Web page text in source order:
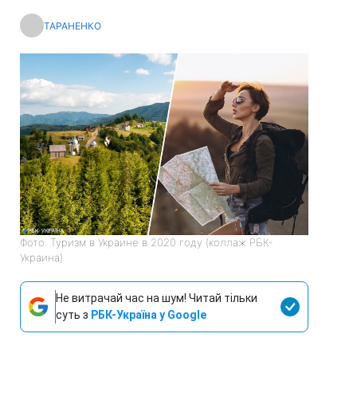
ТАРАНЕНКО
Фото: Туризм в Украине в 2020 году (коллаж РБК-
Украина)
Не витрачай час на шум! Читай тільки
суть з РБК-Україна у Google